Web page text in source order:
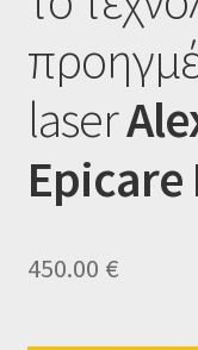
laser
Epicare
450.00 €